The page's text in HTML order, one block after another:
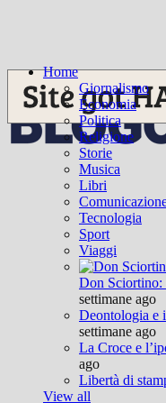
Home
Giornalismo
Economia
Politica
Religione
Storie
Musica
Libri
Tecnologia
Sport
Viaggi
Don Sciortino:
settimane ago
Deontologia e
settimane ago
La Croce e
ago
Libertà di
View all